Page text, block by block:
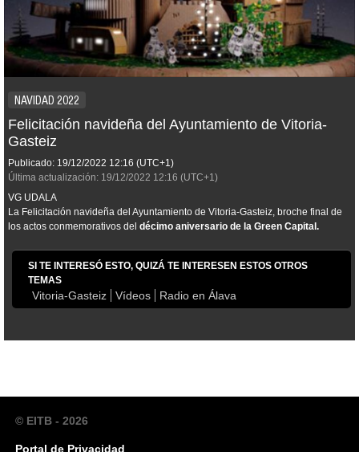
NAVIDAD 2022
Felicitación navideña del Ayuntamiento de Vitoria-
Gasteiz
Publicado: 19/12/2022 12:16 (UTC+1)
Última actualización: 19/12/2022 12:16 (UTC+1)
VG UDALA
La Felicitación navideña del Ayuntamiento de Vitoria-Gasteiz, broche final de
los actos conmemorativos del décimo aniversario de la Green Capital.
SI TE INTERESÓ ESTO, QUIZÁ TE INTERESEN ESTOS OTROS
TEMAS
Vitoria-Gasteiz Vídeos Radio en Álava
© EITB - 2026
Portal de Privacidad